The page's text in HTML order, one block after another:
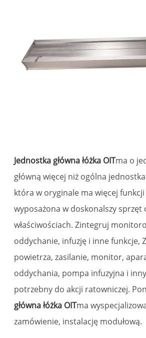
Jednostka główna łóżka OITma o
główną więcej niż ogólna jednostka
która w oryginale ma więcej funkcji
wyposażona w doskonalszy sprzęt
właściwościach. Zintegruj
oddychanie, infuzję i inne funkcje,
powietrza, zasilanie, monitor,
oddychania, pompa infuzyjna i
potrzebny do akcji ratowniczej.
główna łóżka OITma
zamówienie, instalację modułową.